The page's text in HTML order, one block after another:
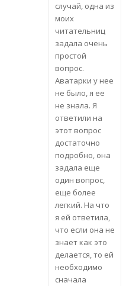
случай, одна из
моих
читательниц
задала очень
простой
вопрос.
Аватарки у нее
не было, я ее
не знала. Я
ответили на
этот вопрос
достаточно
подробно, она
задала еще
один вопрос,
еще более
легкий. На что
я ей ответила,
что если она не
знает как это
делается, то ей
необходимо
сначала